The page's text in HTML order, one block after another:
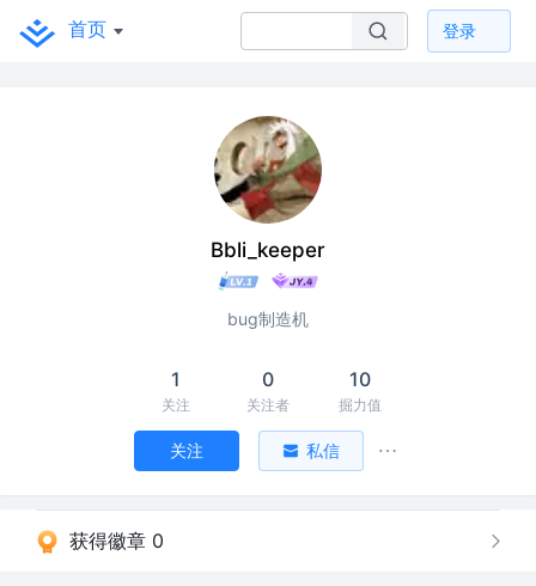
首页 登录
Bbli_keeper
bug制造机
1
关注
0
关注者
10
掘力值
关注 私信
获得徽章 0